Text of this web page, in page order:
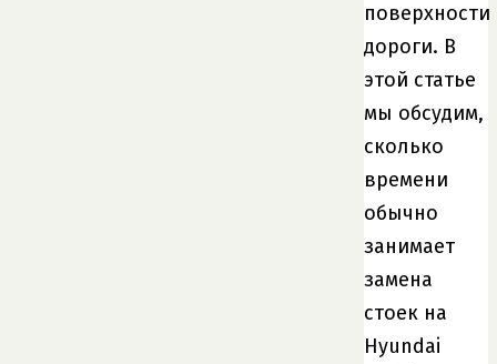
поверхности
дороги. В
этой статье
мы обсудим,
сколько
времени
обычно
занимает
замена
стоек на
Hyundai